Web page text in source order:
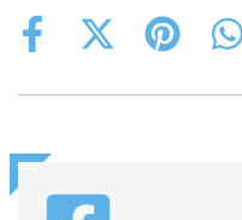
Share
Share
(Twitter)
Share